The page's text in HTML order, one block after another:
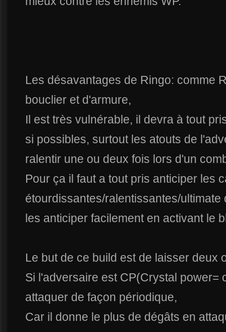
Les désavantages de Ringo: comme
bouclier et d'armure,
Il est très vulnérable, il devra à tout
si possibles, surtout les atouts de
ralentir une ou deux fois lors d'un
Pour ça il faut a tout pris anticiper les
étourdissantes/ralentissantes/
les anticiper facilement en activant le
Le but de ce build est de laisser deux
Si l'adversaire est CP(Crystal power=
attaquer de façon périodique,
Car il donne le plus de dégâts en